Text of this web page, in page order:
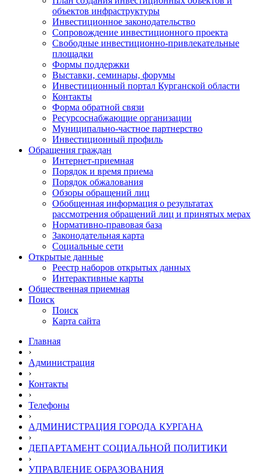
объектов инфраструктуры
Инвестиционное законодательство
Сопровождение инвестиционного проекта
Свободные инвестиционно-привлекательные
площадки
Формы поддержки
Выставки, семинары, форумы
Инвестиционный портал Курганской области
Контакты
Форма обратной связи
Ресурсоснабжающие организации
Муниципально-частное партнерство
Инвестиционный профиль
Обращения граждан
Интернет-приемная
Порядок и время приема
Порядок обжалования
Обзоры обращений лиц
Обобщенная информация о результатах
рассмотрения обращений лиц и принятых мерах
Нормативно-правовая база
Законодательная карта
Социальные сети
Открытые данные
Реестр наборов открытых данных
Интерактивные карты
Общественная приемная
Поиск
Поиск
Карта сайта
Главная
›
Администрация
›
Контакты
›
Телефоны
›
АДМИНИСТРАЦИЯ ГОРОДА КУРГАНА
›
ДЕПАРТАМЕНТ СОЦИАЛЬНОЙ ПОЛИТИКИ
›
УПРАВЛЕНИЕ ОБРАЗОВАНИЯ